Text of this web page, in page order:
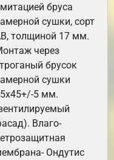
бруса
сушки, сорт
толщиной 17 мм.
через
брусок
сушки
5 мм.
Влаго-
Ондутис